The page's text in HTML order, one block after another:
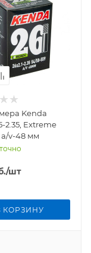
Kenda
2.35, Extreme
v-48 мм
/шт
КОРЗИНУ